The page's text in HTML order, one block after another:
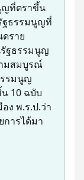
) (วาระ 1)
ง ร่าง รัฐธรรมนูญ
ะ 1)
ญที่ตราขึ้น
ฐธรรมนูญที่
ราย
รัฐธรรมนูญ
มสมบูรณ์
รมนูญ
10 ฉบับ
ง พ.ร.ป.ว่า
การได้มา